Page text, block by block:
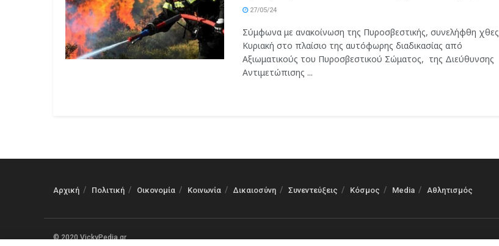
27/05/24
Σύμφωνα με ανακοίνωση της Πυροσβεστικής, συνελήφθη χθες
Κυριακή στο πλαίσιο της αυτόφωρης διαδικασίας από
Αξιωματικούς του Πυροσβεστικού Σώματος, της Διεύθυνσης
Αντιμετώπισης ...
Αρχική Πολιτική Οικονομία Κοινωνία Δικαιοσύνη Συνεντεύξεις Κόσμος Media Αθλητισμός
© 2020 VickyPedia.gr